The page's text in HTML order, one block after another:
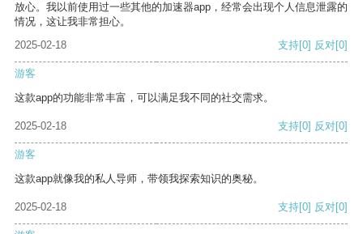
放心。我以前使用过一些其他的加速器app，经常会出现个人信息泄露的
情况，这让我非常担心。
2025-02-18
支持[0] 反对[0]
游客
这款app的功能非常丰富，可以满足我不同的社交需求。
2025-02-18 支持[0] 反对[0]
游客
这款app就像我的私人导师，带领我探索知识的奥秘。
2025-02-18 支持[0] 反对[0]